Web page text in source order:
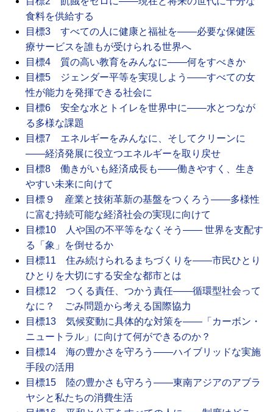
食料を供給する
目標3 すべての人に健康と福祉を――必要な保健医
療サービスを誰もが受けられる世界へ
目標4 質の高い教育をみんなに――何をすべきか
目標5 ジェンダー平等を実現しよう――すべての女
性が能力を発揮できる社会に
目標6 安全な水とトイレを世界中に――水とつなが
る多様な課題
目標7 エネルギーをみんなに、そしてクリーンに
――経済発展に役立つエネルギーを取り戻せ
目標8 働きがいも経済成長も――働きやすく、生き
やすい未来に向けて
目標９ 産業と技術革新の基盤をつくろう――多様性
に富む持続可能な経済社会の実現に向けて
目標10 人や国の不平等をなくそう―― 世界を支配す
る「象」を倒せるか
目標11 住み続けられるまちづくりを――市民ひとり
ひとりを大切にする安全な都市とは
目標12 つくる責任、つかう責任――循環型社会って
なに？ ごみ問題から考える国際協力
目標13 気候変動に具体的な対策を――「カーボン・
ニュートラル」に向けて何ができるのか？
目標14 海の豊かさを守ろう――ハイブリッドな実施
手段の活用
目標15 陸の豊かさも守ろう――東南アジアのアブラ
ヤシと私たちの消費生活